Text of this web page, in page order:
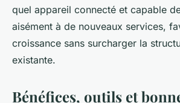
quel appareil connecté et capable
aisément à de nouveaux services,
croissance sans surcharger la
existante.
Bénéfices, outils et